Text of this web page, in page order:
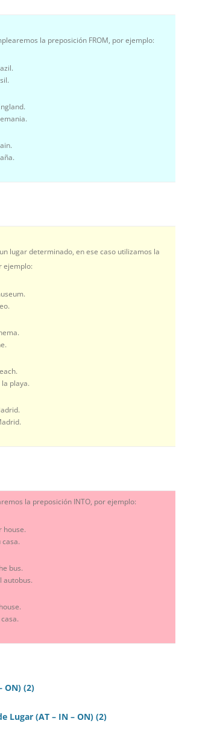
la preposición FROM, por ejemplo:
lugar determinado, en ese caso utilizamos la
ejemplo:
playa.
la preposición INTO, por ejemplo:
house.
casa.
bus.
autobus.
ON) (2)
Lugar (AT – IN – ON) (2)